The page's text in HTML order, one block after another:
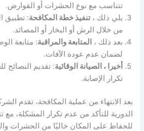
تتناسب مع نوع الحشرات أو القوارض.
يلي ذلك ،تنفيذ خطة المكافحة: تطبيق
من خلال الرش أو البخار أو المصائد.
بعد ذلك ، المتابعة والمراقبة: متابعة
لضمان عدم عودة الآفات.
أخيرا ، الصيانة الوقائية: تقديم النصائح
تكرار الإصابة.
بعد الانتهاء من عملية المكافحة، تقدم
الدورية للتأكد من عدم تكرار المشكلة، مع
للحفاظ على المكان خاليًا من الحشرات